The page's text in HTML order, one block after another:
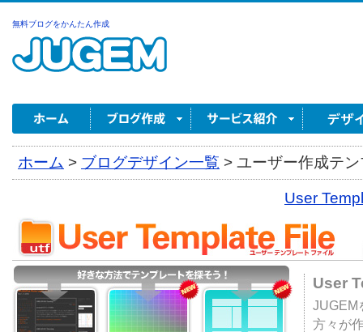
無料ブログをかんたん作成
ホーム > ブログデザイン一覧 > ユーザー作成テ
User
User
JUGEM
方々が